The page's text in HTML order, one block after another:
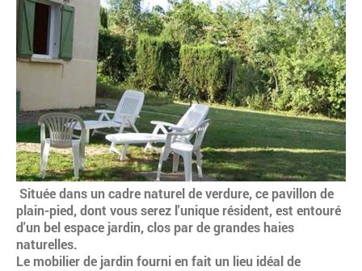
Située dans un cadre naturel de verdure, ce pavillon de
plain-pied, dont vous serez l'unique résident, est entouré
d'un bel espace jardin, clos par de grandes haies
naturelles.
Le mobilier de jardin fourni en fait un lieu idéal de